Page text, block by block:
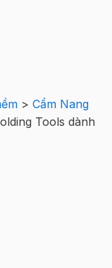
> Cẩm Nang
Tools dành